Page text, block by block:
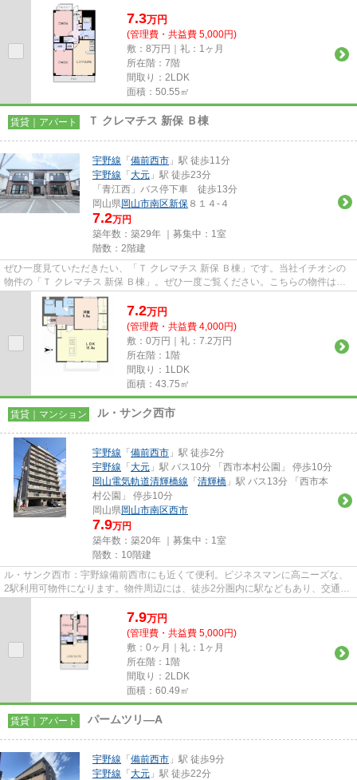
7.3万円
(管理費・共益費 5,000円)
敷：8万円｜礼：1ヶ月
所在階：7階
間取り：2LDK
面積：50.55㎡
賃貸｜アパート Ｔ クレマチス 新保 Ｂ棟
宇野線 「 備前西市 」駅 徒歩11分
宇野線 「 大元 」駅 徒歩23分
「青江西」バス停下車 徒歩13分
岡山県岡山市南区新保 ８１４-４
7.2万円
築年数：築29年 ｜募集中： 1室
階数：2階建
ぜひ一度見ていただきたい、「Ｔ クレマチス 新保 Ｂ棟」です。当社イチオシの
物件の「Ｔ クレマチス 新保 Ｂ棟」。ぜひ一度ご覧ください。こちらの物件はア
パートです。好評の駅近物...
7.2万円
(管理費・共益費 4,000円)
敷：0万円｜礼：7.2万円
所在階：1階
間取り：1LDK
面積：43.75㎡
賃貸｜マンション ル・サンク西市
宇野線 「 備前西市 」駅 徒歩2分
宇野線 「 大元 」駅 バス10分 「西市本村公園」 停歩10分
岡山電気軌道清輝橋線 「 清輝橋 」駅 バス13分 「西市本
村公園」 停歩10分
岡山県岡山市南区西市
7.9万円
築年数：築20年 ｜募集中： 1室
階数：10階建
ル・サンク西市：宇野線備前西市にも近くて便利。ビジネスマンに高ニーズな、
2駅利用可物件になります。物件周辺には、徒歩2分圏内に駅などもあり、交通環
7.9万円
(管理費・共益費 5,000円)
敷：0ヶ月｜礼：1ヶ月
所在階：1階
間取り：2LDK
面積：60.49㎡
賃貸｜アパート パームツリ―A
宇野線 「 備前西市 」駅 徒歩9分
宇野線 「 大元 」駅 徒歩22分